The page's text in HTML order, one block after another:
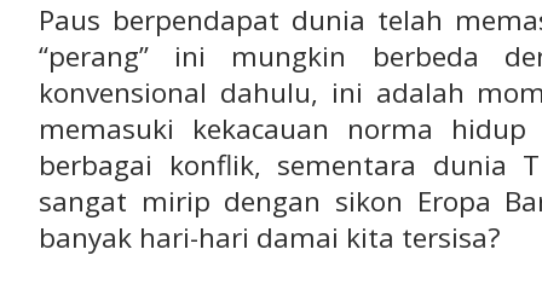
Paus berpendapat dunia telah
“perang” ini mungkin berbeda
konvensional dahulu, ini adalah
memasuki kekacauan norma
berbagai konflik, sementara dunia
sangat mirip dengan sikon Eropa
banyak hari-hari damai kita tersisa?